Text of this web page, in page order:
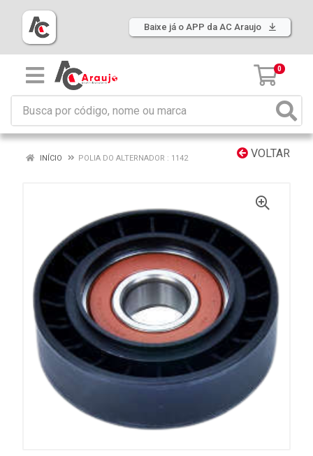
Baixe já o APP da AC Araujo
0
VOLTAR
INÍCIO POLIA DO ALTERNADOR : 1142